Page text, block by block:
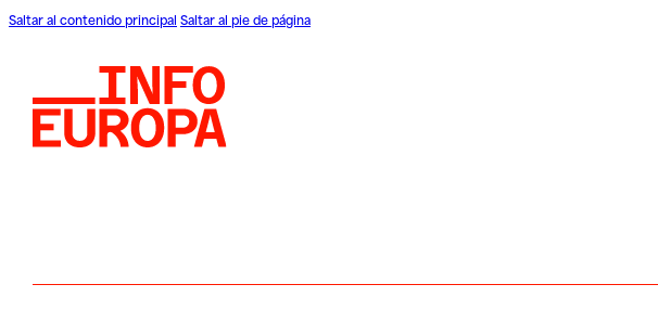
Saltar al contenido principal Saltar al pie de página